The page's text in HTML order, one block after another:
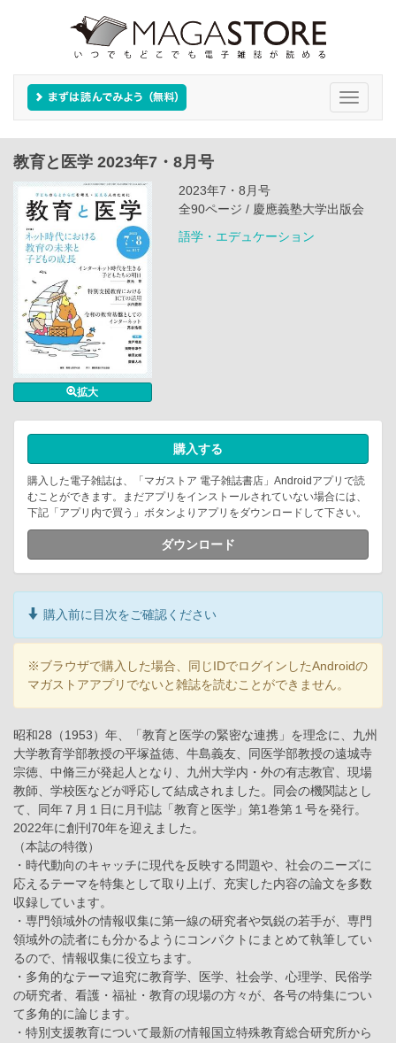
Toggle
教育と医学 2023年7・8月号
拡大
2023年7・8月号
全90ページ / 慶應義塾大学出版会
語学・エデュケーション
購入する
購入した電子雑誌は、「マガストア 電子雑誌書店」Androidアプリで読
むことができます。まだアプリをインストールされていない場合には、
下記「アプリ内で買う」ボタンよりアプリをダウンロードして下さい。
ダウンロード
購入前に目次をご確認ください
※ブラウザで購入した場合、同じIDでログインしたAndroidの
マガストアアプリでないと雑誌を読むことができません。
昭和28（1953）年、「教育と医学の緊密な連携」を理念に、九州
大学教育学部教授の平塚益徳、牛島義友、同医学部教授の遠城寺
宗徳、中脩三が発起人となり、九州大学内・外の有志教官、現場
教師、学校医などが呼応して結成されました。同会の機関誌とし
て、同年７月１日に月刊誌「教育と医学」第1巻第１号を発行。
2022年に創刊70年を迎えました。
（本誌の特徴）
・時代動向のキャッチに現代を反映する問題や、社会のニーズに
応えるテーマを特集として取り上げ、充実した内容の論文を多数
収録しています。
・専門領域外の情報収集に第一線の研究者や気鋭の若手が、専門
領域外の読者にも分かるようにコンパクトにまとめて執筆してい
るので、情報収集に役立ちます。
・多角的なテーマ追究に教育学、医学、社会学、心理学、民俗学
の研究者、看護・福祉・教育の現場の方々が、各号の特集につい
て多角的に論じます。
・特別支援教育について最新の情報国立特殊教育総合研究所から